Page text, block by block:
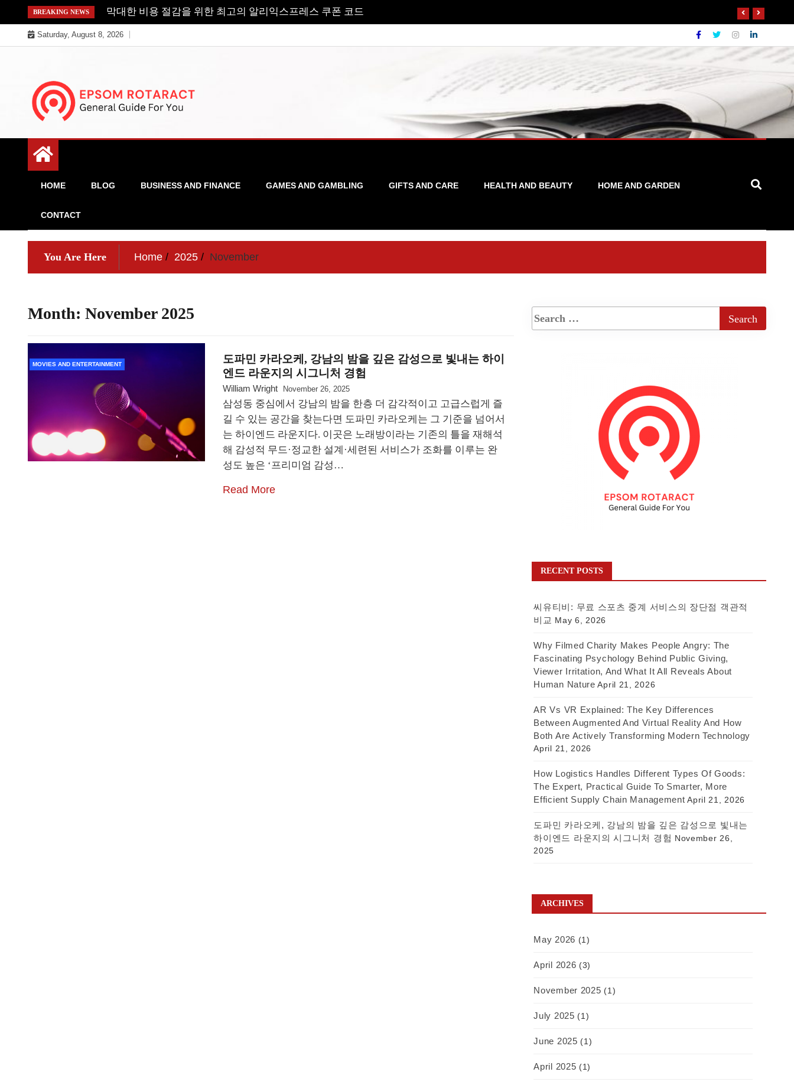
to
content
BREAKING NEWS 막대한 비용 절감을 위한 최고의 알리익스프레스 쿠폰 코드
Saturday, August 8, 2026
Epsom Rotaract
HOME BLOG BUSINESS AND FINANCE GAMES AND GAMBLING GIFTS AND CARE HEALTH AND BEAUTY HOME AND GARDEN
CONTACT
You Are Here Home 2025 November
Month: November 2025
MOVIES AND ENTERTAINMENT
도파민 카라오케, 강남의 밤을 깊은 감성으로 빛내는 하이
엔드 라운지의 시그니처 경험
William Wright November 26, 2025
삼성동 중심에서 강남의 밤을 한층 더 감각적이고 고급스럽게 즐
길 수 있는 공간을 찾는다면 도파민 카라오케는 그 기준을 넘어서
는 하이엔드 라운지다. 이곳은 노래방이라는 기존의 틀을 재해석
해 감성적 무드·정교한 설계·세련된 서비스가 조화를 이루는 완
성도 높은 ‘프리미엄 감성…
Read More
RECENT POSTS
씨유티비: 무료 스포츠 중계 서비스의 장단점 객관적
비교 May 6, 2026
Why Filmed Charity Makes People Angry: The
Fascinating Psychology Behind Public Giving,
Viewer Irritation, And What It All Reveals About
Human Nature April 21, 2026
AR Vs VR Explained: The Key Differences
Between Augmented And Virtual Reality And How
Both Are Actively Transforming Modern Technology
April 21, 2026
How Logistics Handles Different Types Of Goods:
The Expert, Practical Guide To Smarter, More
Efficient Supply Chain Management April 21, 2026
도파민 카라오케, 강남의 밤을 깊은 감성으로 빛내는
하이엔드 라운지의 시그니처 경험 November 26,
2025
ARCHIVES
May 2026 (1)
April 2026 (3)
November 2025 (1)
July 2025 (1)
June 2025 (1)
April 2025 (1)